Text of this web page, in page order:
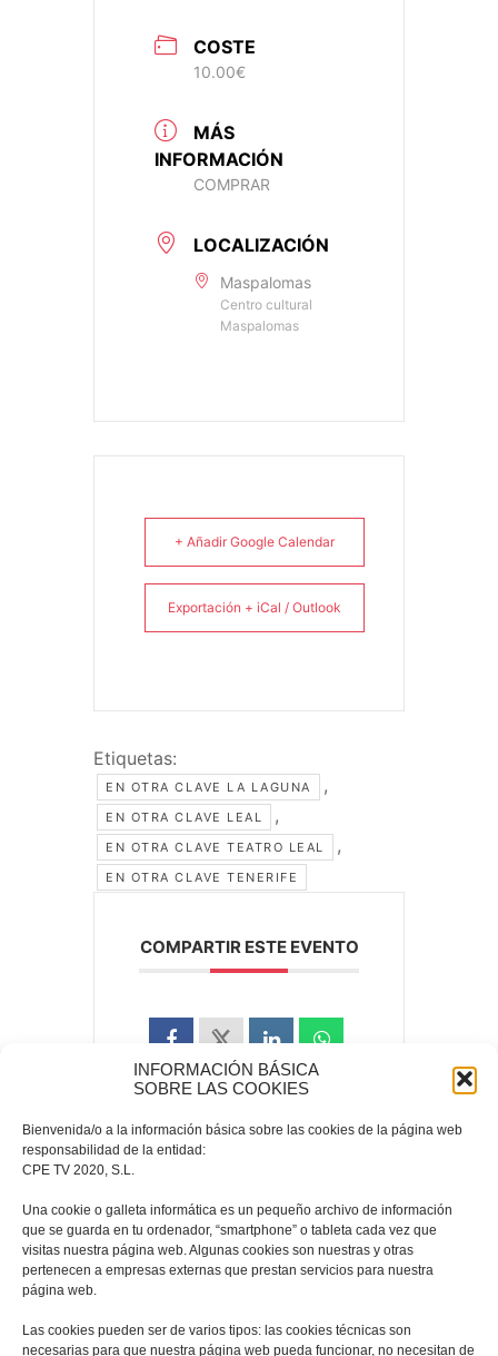
INFORMACIÓN BÁSICA
SOBRE LAS COOKIES
Bienvenida/o a la información básica sobre las cookies de la página web
responsabilidad de la entidad:
CPE TV 2020, S.L.
Una cookie o galleta informática es un pequeño archivo de información
que se guarda en tu ordenador, “smartphone” o tableta cada vez que
visitas nuestra página web. Algunas cookies son nuestras y otras
pertenecen a empresas externas que prestan servicios para nuestra
página web.
Las cookies pueden ser de varios tipos: las cookies técnicas son
necesarias para que nuestra página web pueda funcionar, no necesitan de
COSTE
10.00€
MÁS
INFORMACIÓN
COMPRAR
LOCALIZACIÓN
Maspalomas
Centro cultural
Maspalomas
+ Añadir Google Calendar
Exportación + iCal / Outlook
Etiquetas:
EN OTRA CLAVE LA LAGUNA ,
EN OTRA CLAVE LEAL ,
EN OTRA CLAVE TEATRO LEAL ,
EN OTRA CLAVE TENERIFE
COMPARTIR ESTE EVENTO